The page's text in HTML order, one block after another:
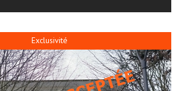
Exclusivité